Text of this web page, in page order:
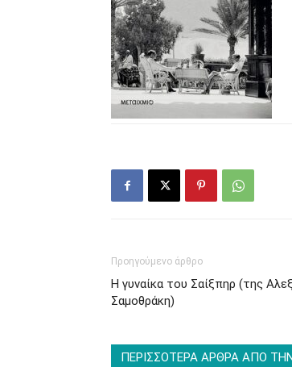
Προηγούμενο άρθρο
Η γυναίκα του Σαίξπηρ (της
Σαμοθράκη)
ΠΕΡΙΣΣΟΤΕΡΑ ΑΡΘΡΑ ΑΠΟ